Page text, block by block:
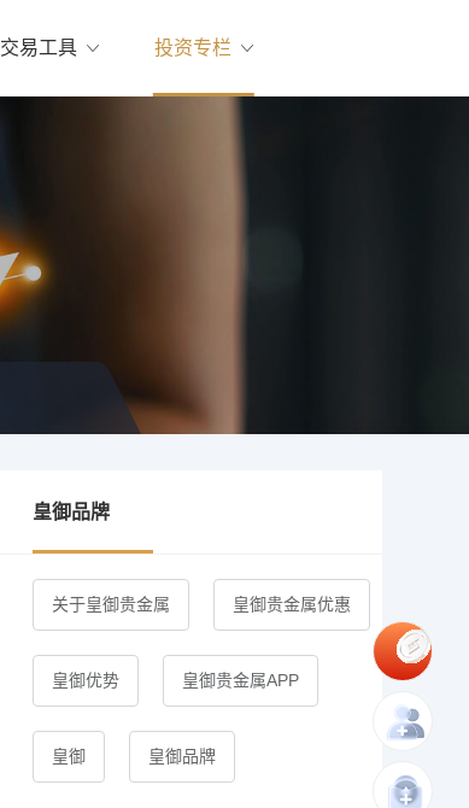
交易工具 投资专栏
皇御品牌
关于皇御贵金属 皇御贵金属优惠
皇御优势 皇御贵金属APP
皇御 皇御品牌